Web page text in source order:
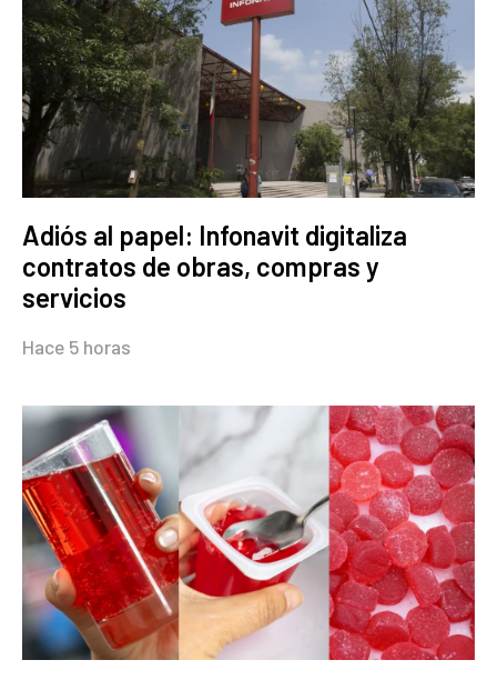
Adiós al papel: Infonavit digitaliza
contratos de obras, compras y
servicios
Hace 5 horas